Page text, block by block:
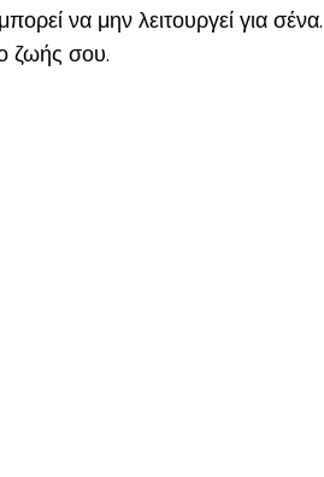
να μην λειτουργεί για
ζωής σου.